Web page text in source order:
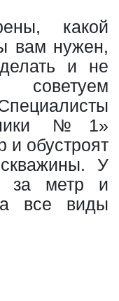
какой
вам нужен,
и не
советуем
№1»
и обустроят
У
за метр и
все виды